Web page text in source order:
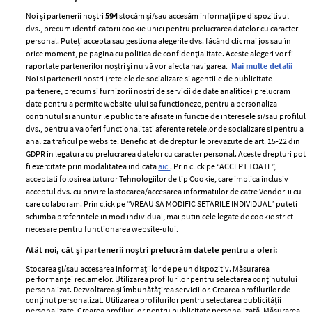
ELLE Style Awards
2024
Despre ELLE
Romania
Contact
Abonamente
Termeni si conditii
Politica de
confidențialitate
Politica de cookies
Publicitate
GSP
Unica
Baby
femei
Viva
Avantaje
Noi și partenerii noștri594stocăm și/sau accesăm informații pe dispozitivul
dvs., precum identificatorii cookie unici pentru prelucrarea datelor cu caracter
personal. Puteți accepta sau gestiona alegerile dvs. făcând clic mai jos sau în
orice moment, pe pagina cu politica de confidențialitate. Aceste alegeri vor fi
raportate partenerilor noștri și nu vă vor afecta navigarea. Mai multe detalii
Noi si partenerii nostri (retelele de socializare si agentiile de publicitate
partenere, precum si furnizorii nostri de servicii de date analitice) prelucram
date pentru a permite website-ului sa functioneze, pentru a personaliza
continutul si anunturile publicitare afisate in functie de interesele si/sau profilul
dvs., pentru a va oferi functionalitati aferente retelelor de socializare si pentru a
analiza traficul pe website. Beneficiati de drepturile prevazute de art. 15-22 din
GDPR in legatura cu prelucrarea datelor cu caracter personal. Aceste drepturi pot
fi exercitate prin modalitatea indicataaici. Prin click pe “ACCEPT TOATE”,
acceptati folosirea tuturor Tehnologiilor de tip Cookie, care implica inclusiv
acceptul dvs. cu privire la stocarea/accesarea informatiilor de catre Vendor-ii cu
care colaboram. Prin click pe “VREAU SA MODIFIC SETARILE INDIVIDUAL” puteti
schimba preferintele in mod individual, mai putin cele legate de cookie strict
necesare pentru functionarea website-ului.
Atât noi, cât și partenerii noștri prelucrăm datele pentru a oferi:
Stocarea și/sau accesarea informațiilor de pe un dispozitiv. Măsurarea
performanței reclamelor. Utilizarea profilurilor pentru selectarea conținutului
personalizat. Dezvoltarea și îmbunătățirea serviciilor. Crearea profilurilor de
conținut personalizat. Utilizarea profilurilor pentru selectarea publicității